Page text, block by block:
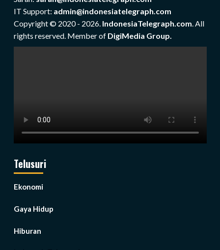
IT Support: admin@indonesiatelegraph.com
Copyright © 2020 - 2026. IndonesiaTelegraph.com. All
rights reserved. Member of DigiMedia Group.
Telusuri
Ekonomi
Gaya Hidup
Hiburan